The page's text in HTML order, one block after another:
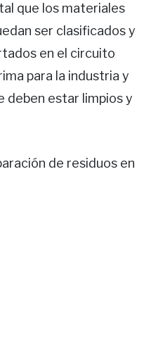
que los materiales
ser clasificados y
en el circuito
para la industria y
deben estar limpios y
de residuos en